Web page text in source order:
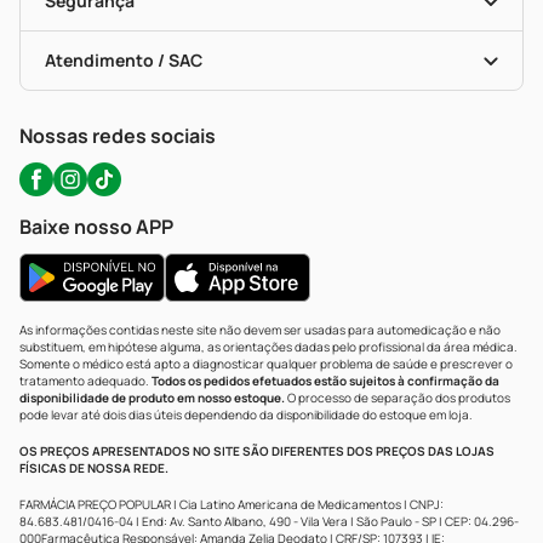
Troca E Devolução
Bulas De A A Z
Políticas De Marketplace
Testes Rápidos
Autoteste Covid-19
Certificado De Segurança
Portal Da Privacidade
Atendimento / SAC
WhatsApp (47) 9202-1687
Nossas redes sociais
Baixe nosso APP
As informações contidas neste site não devem ser usadas para automedicação e não
substituem, em hipótese alguma, as orientações dadas pelo profissional da área médica.
Somente o médico está apto a diagnosticar qualquer problema de saúde e prescrever o
tratamento adequado. Todos os pedidos efetuados estão sujeitos à confirmação da
disponibilidade de produto em nosso estoque.O processo de separação dos produtos
pode levar até dois dias úteis dependendo da disponibilidade do estoque em loja.
OS PREÇOS APRESENTADOS NO SITE SÃO DIFERENTES DOS PREÇOS DAS LOJAS
FÍSICAS DE NOSSA REDE.
FARMÁCIA PREÇO POPULAR | Cia Latino Americana de Medicamentos | CNPJ:
84.683.481/0416-04 | End: Av. Santo Albano, 490 - Vila Vera | São Paulo - SP | CEP: 04.296-
000Farmacêutica Responsável: Amanda Zelia Deodato | CRF/SP: 107393 | IE: